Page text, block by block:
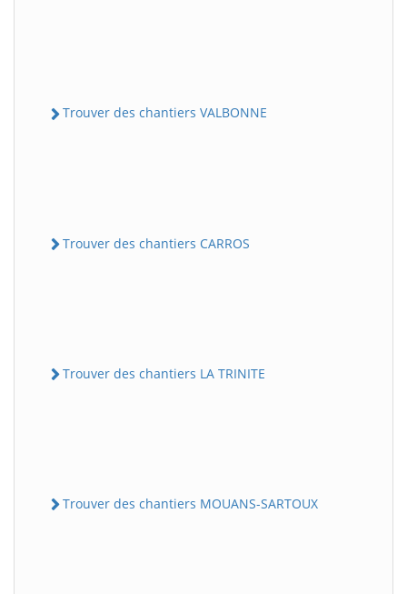
Trouver des chantiers VALBONNE
Trouver des chantiers CARROS
Trouver des chantiers LA TRINITE
Trouver des chantiers MOUANS-SARTOUX